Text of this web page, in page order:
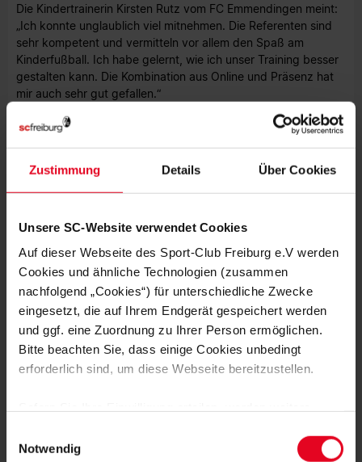
Zustimmung Details Über Cookies
Unsere SC-Website verwendet Cookies
Auf dieser Webseite des Sport-Club Freiburg e.V werden
Cookies und ähnliche Technologien (zusammen
nachfolgend „Cookies“) für unterschiedliche Zwecke
eingesetzt, die auf Ihrem Endgerät gespeichert werden
und ggf. eine Zuordnung zu Ihrer Person ermöglichen.
Bitte beachten Sie, dass einige Cookies unbedingt
erforderlich sind, um diese Webseite bereitzustellen.
Daten von Ihnen (z.B. persönlichen Identifikatoren oder
Notwendig
Die Kindertrainerin Kirsten Rutz vom FC Emmendingen meint:
„Ich konnte unglaublich viel mitnehmen. Die Referenten sind
sehr kompetent und vermitteln vor allem den Spaß am
Kinderfußball. Ich habe gelernt, wie ich unser Training besser
gestalten kann. Die Kombination aus Online und Präsenz hat
mir auch sehr gut gefallen.“
Im Herbst und Winter 2022 werden weitere Zertifikate in allen
SBFV-Bezirken angeboten.In einigen Kursen sind noch Plätze
frei.
MEHR NEWS
ENGAGEMENT 17.10.2023
SC VERÖFFENTLICHT ERSTEN
NACHHALTIGKEITSBERICHT